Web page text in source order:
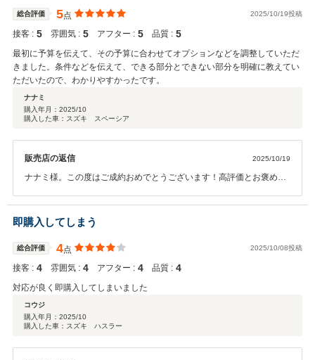
総合評価 5点 2025/10/19投稿
接客 : 5 雰囲気 : 5 アフター : 5 品質 : 5
最初に予算を伝えて、その予算に合わせてオプションなどを調整していただ
きました。条件などを伝えて、できる部分とできない部分を明確に教えてい
ただいたので、わかりやすかったです。
ナナミ
購入年月： 2025/10
購入した車：スズキ スペーシア
販売店の返信 2025/10/19
ナナミ様。この度はご成約おめでとうございます！高評価とお褒めの
ておりますので長いお付き合いをぜひよろしくお願いいたします！
即購入してしまう
総合評価 4点 2025/10/08投稿
接客 : 4 雰囲気 : 4 アフター : 4 品質 : 4
対応が良く即購入してしまいました
コウジ
購入年月： 2025/10
購入した車：スズキ ハスラー